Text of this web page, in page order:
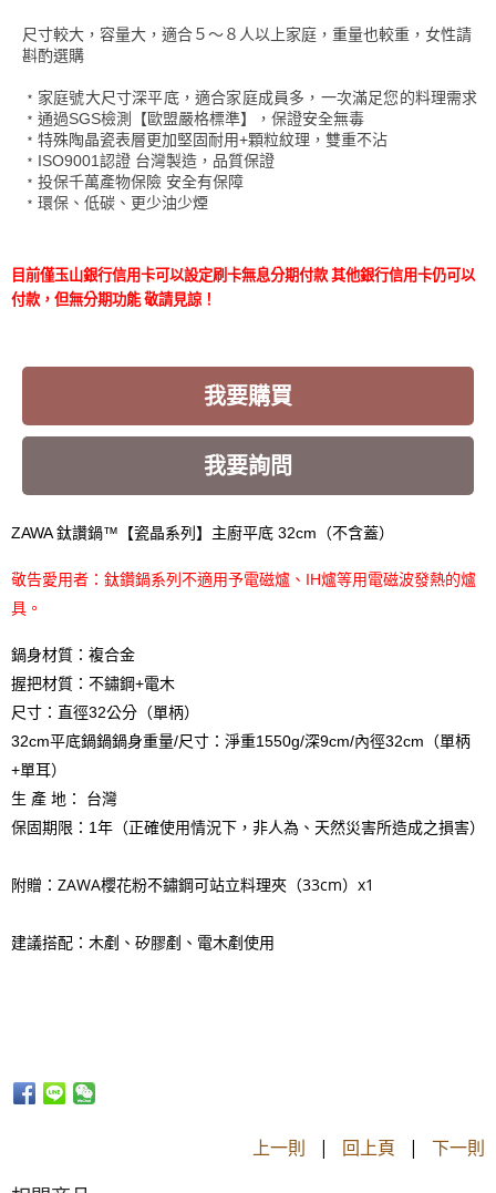
尺寸較大，容量大，適合５～８人以上家庭，重量也較重，女性請
斟酌選購
﹡ 家庭號大尺寸深平底，適合家庭成員多，一次滿足您的料理需求
﹡通過SGS檢測【歐盟嚴格標準】，保證安全無毒
﹡特殊陶晶瓷表層更加堅固耐用+顆粒紋理，雙重不沾
﹡ISO9001認證 台灣製造，品質保證
﹡投保千萬產物保險 安全有保障
﹡環保、低碳、更少油少煙
目前僅玉山銀行信用卡可以設定刷卡無息分期付款 其他銀行信用卡仍可以
付款，但無分期功能 敬請見諒！
我要購買
我要詢問
ZAWA 鈦讚鍋™【瓷晶系列】主廚平底 32cm（不含蓋）
敬告愛用者：鈦鑽鍋系列不適用予電磁爐、IH爐等用電磁波發熱的爐
具。
鍋身材質：複合金
握把材質：不鏽鋼+電木
尺寸：直徑32公分（單柄）
32cm平底鍋鍋鍋身重量/尺寸：淨重1550g/深9cm/內徑32cm（單柄
+單耳）
生 產 地： 台灣
保固期限：1年（正確使用情況下，非人為、天然災害所造成之損害）
附贈：ZAWA櫻花粉不鏽鋼可站立料理夾（33cm）x1
建議搭配：木剷、矽膠剷、電木剷使用
上一則 | 回上頁 | 下一則